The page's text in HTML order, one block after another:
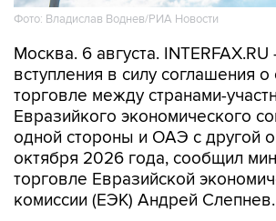
Фото: Владислав Воднев/РИА Новости
Москва. 6 августа. INTERFAX.RU
вступления в силу соглашения
торговле между странами-
Евразийкого экономического
одной стороны и ОАЭ с другой
октября 2026 года, сообщил
торговле Евразийской
комиссии (ЕЭК) Андрей Слепнев.